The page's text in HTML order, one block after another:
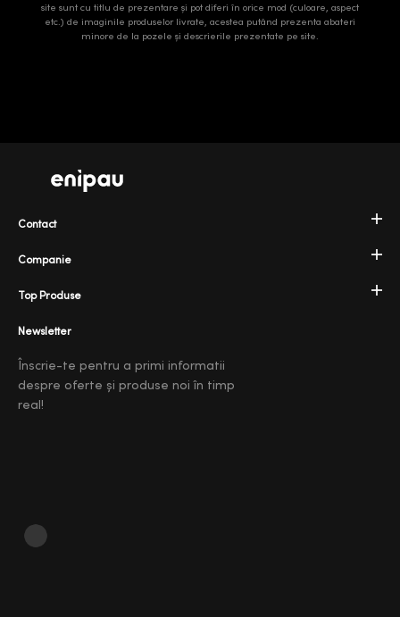
site sunt cu titlu de prezentare și pot diferi în orice mod (culoare, aspect
etc.) de imaginile produselor livrate, acestea putând prezenta abateri
minore de la pozele și descrierile prezentate pe site.
Companie
Top Produse
Contact
Newsletter
Înscrie-te pentru a primi informatii
despre oferte și produse noi în timp
real!